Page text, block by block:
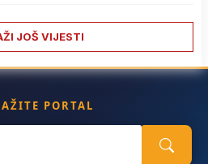
JOŠ VIJESTI
PORTAL